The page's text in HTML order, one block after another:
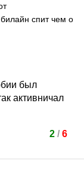
спит чем о
был
активничал
2/ 6